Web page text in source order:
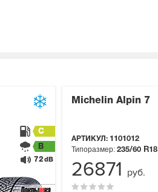
C
B
72 dB
Michelin Alpin 7
АРТИКУЛ: 1101012
Типоразмер: 235/60 R18
26871 руб.